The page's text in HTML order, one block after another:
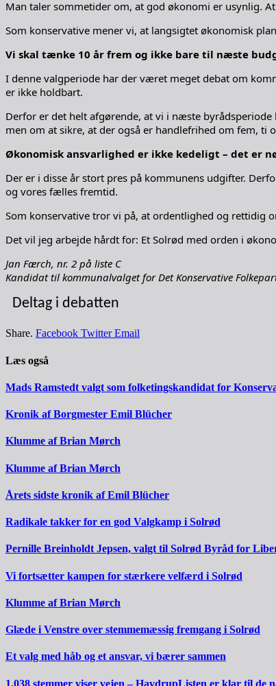
Man taler sommetider om, at god økonomi er usynlig.
Som konservative mener vi, at langsigtet økonomisk
Vi skal tænke 10 år frem og ikke bare til næste
I denne valgperiode har der været meget debat om
er ikke holdbart.
Derfor er det helt afgørende, at vi i næste
men om at sikre, at der også er handlefrihed om fem, ti
Økonomisk ansvarlighed er ikke kedeligt – det er
Der er i disse år stort pres på kommunens udgifter.
og vores fælles fremtid.
Som konservative tror vi på, at ordentlighed og rettidig
Det vil jeg arbejde hårdt for: Et Solrød med orden i
Jan Færch, nr. 2 på liste C
Kandidat til kommunalvalget for Det Konservative
Deltag i debatten
Share. Facebook Twitter Email
Læs også
Mads Ramstedt valgt som folketingskandidat for
Kronik af Borgmester Emil Blücher
Klumme af Brian Mørch
Klumme af Brian Mørch
Årets sidste kronik af Emil Blücher
Radikale takker for en god Valgkamp i Solrød
Pernille Breinholdt Jepsen, valgt til Solrød Byråd for
Vi fortsætter kampen for stærkere velfærd i Solrød
Klumme af Brian Mørch
Glæde i Venstre over stemmemæssig fremgang i Solrød
Et valg med håb og et ansvar, vi bærer sammen
1.038 stemmer viser vejen – HavdrupListen er klar til de